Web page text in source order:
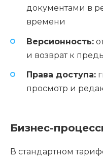
документами в
времени
Версионность:
и возврат к
Права доступа:
просмотр и
Бизнес-
В стандартном